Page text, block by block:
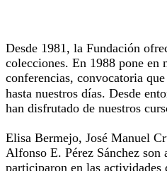
Desde 1981, la Fundación
colecciones. En 1988 pone en
conferencias, convocatoria
hasta nuestros días. Desde
han disfrutado de nuestros
Elisa Bermejo, José Manuel
Alfonso E. Pérez Sánchez son
participaron en las